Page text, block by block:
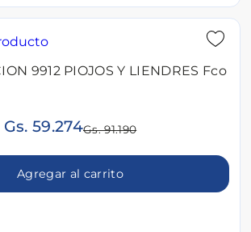
9912 PIOJOS Y LIENDRES Fco
Gs. 59.274Gs. 91.190
Agregar al carrito